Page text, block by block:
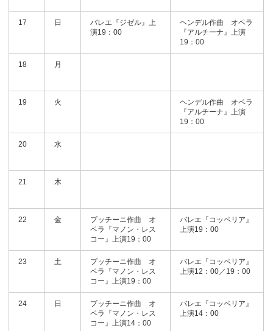
17 日
バレエ『ジゼル』上
演19：00
ヘンデル作曲 オペラ
『アルチーナ』上演
19：00
18 月
19 火
ヘンデル作曲 オペラ
『アルチーナ』上演
19：00
20 水
21 木
22 金
プッチーニ作曲 オ
ペラ『マノン・レス
コー』上演19：00
バレエ『コッペリア』
上演19：00
23 土
プッチーニ作曲 オ
ペラ『マノン・レス
コー』上演19：00
バレエ『コッペリア』
上演12：00／19：00
24 日
プッチーニ作曲 オ
ペラ『マノン・レス
コー』上演14：00
バレエ『コッペリア』
上演14：00